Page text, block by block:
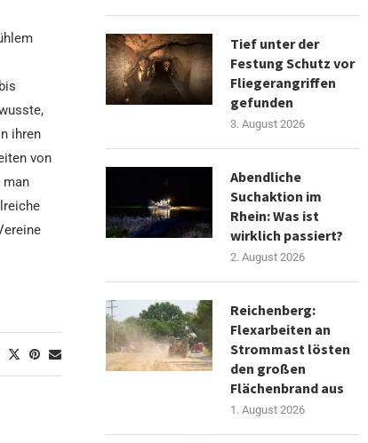
ihren
von
man
Tief unter der
Festung Schutz vor
Fliegerangriffen
gefunden
3. August 2026
Abendliche
Suchaktion im
Rhein: Was ist
wirklich passiert?
2. August 2026
Reichenberg:
Flexarbeiten an
Strommast lösten
den großen
Flächenbrand aus
1. August 2026